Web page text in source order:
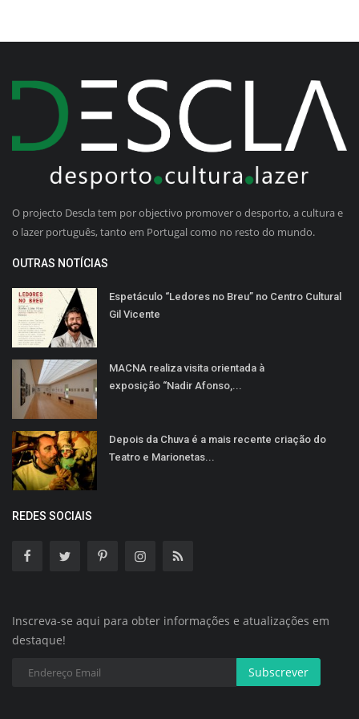
O projecto Descla tem por objectivo promover o desporto, a cultura e
o lazer português, tanto em Portugal como no resto do mundo.
OUTRAS NOTÍCIAS
Espetáculo “Ledores no Breu” no Centro Cultural
Gil Vicente
MACNA realiza visita orientada à
exposição “Nadir Afonso,...
Depois da Chuva é a mais recente criação do
Teatro e Marionetas...
REDES SOCIAIS
Inscreva-se aqui para obter informações e atualizações em
destaque!
Subscrever